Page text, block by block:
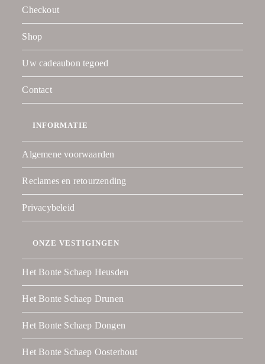
Checkout
Shop
Uw cadeaubon tegoed
Contact
INFORMATIE
Algemene voorwaarden
Reclames en retourzending
Privacybeleid
ONZE VESTIGINGEN
Het Bonte Schaep Heusden
Het Bonte Schaep Drunen
Het Bonte Schaep Dongen
Het Bonte Schaep Oosterhout